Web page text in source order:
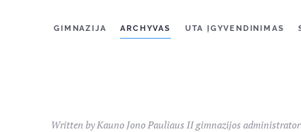
GIMNAZIJA ARCHYVAS UTA ĮGYVENDINIMAS
Written by Kauno Jono Pauliaus II gimnazijos